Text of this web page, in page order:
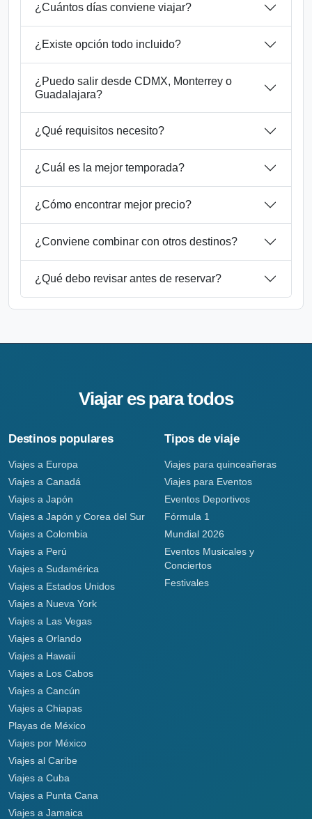
¿Cuántos días conviene viajar?
¿Existe opción todo incluido?
¿Puedo salir desde CDMX, Monterrey o
Guadalajara?
¿Qué requisitos necesito?
¿Cuál es la mejor temporada?
¿Cómo encontrar mejor precio?
¿Conviene combinar con otros destinos?
¿Qué debo revisar antes de reservar?
Viajar es para todos
Destinos populares
Viajes a Europa
Viajes a Canadá
Viajes a Japón
Viajes a Japón y Corea del Sur
Viajes a Colombia
Viajes a Perú
Viajes a Sudamérica
Viajes a Estados Unidos
Viajes a Nueva York
Viajes a Las Vegas
Viajes a Orlando
Viajes a Hawaii
Viajes a Los Cabos
Viajes a Cancún
Viajes a Chiapas
Playas de México
Viajes por México
Viajes al Caribe
Viajes a Cuba
Viajes a Punta Cana
Viajes a Jamaica
Tipos de viaje
Viajes para quinceañeras
Viajes para Eventos
Eventos Deportivos
Fórmula 1
Mundial 2026
Eventos Musicales y
Conciertos
Festivales